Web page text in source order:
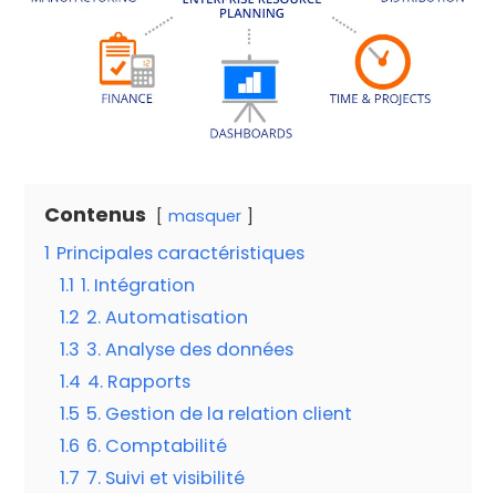
Contenus masquer
1 Principales caractéristiques
1.1 1. Intégration
1.2 2. Automatisation
1.3 3. Analyse des données
1.4 4. Rapports
1.5 5. Gestion de la relation client
1.6 6. Comptabilité
1.7 7. Suivi et visibilité